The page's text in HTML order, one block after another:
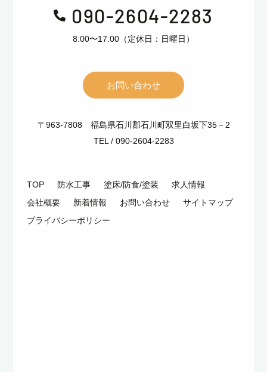
 090-2604-2283
8:00〜17:00（定休日：日曜日）
お問い合わせ
〒963-7808 福島県石川郡石川町双里白坂下35－2
TEL / 090-2604-2283
TOP 防水工事 塗床/防食/塗装
求人情報
会社概要
新着情報 お問い合わせ
サイトマップ
プライバシーポリシー